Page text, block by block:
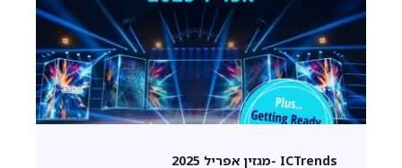
ICTrends -מגזין אפריל 2025